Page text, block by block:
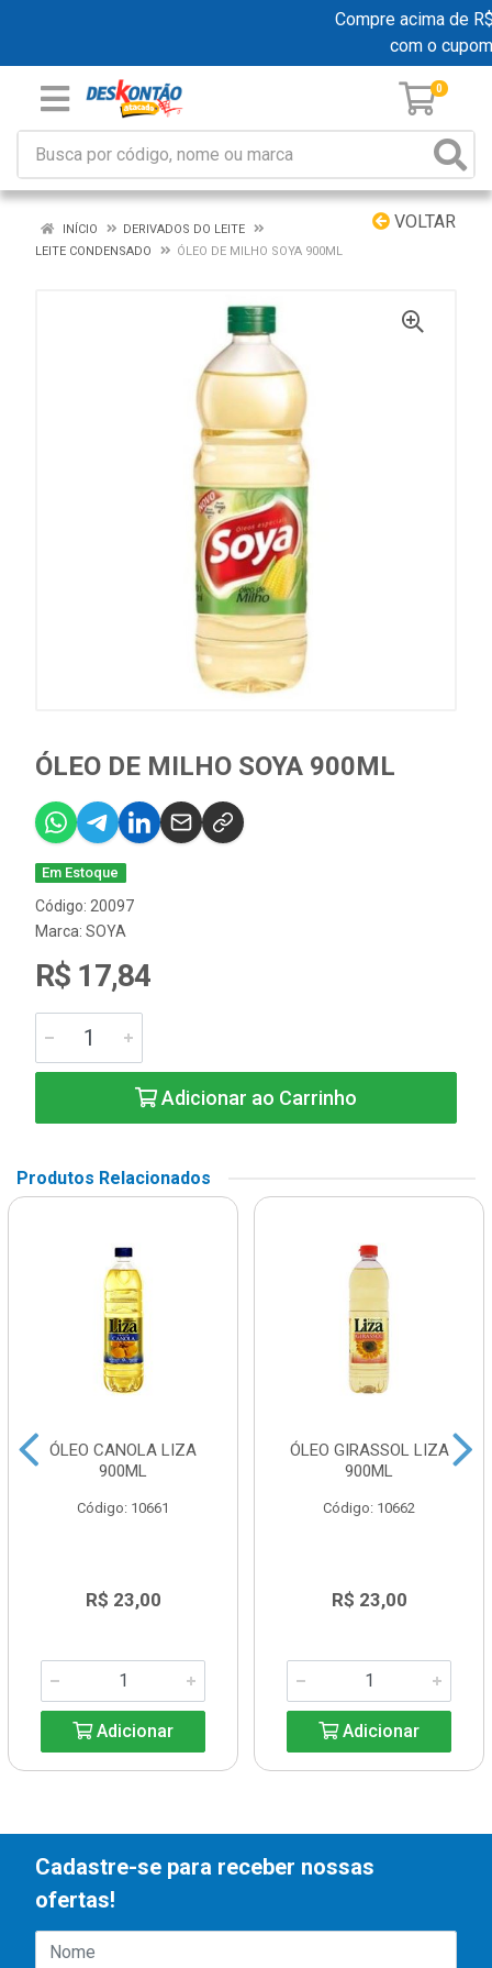
Compre acima de
com o
0
VOLTAR
INÍCIO
DERIVADOS DO LEITE
LEITE CONDENSADO
ÓLEO DE MILHO SOYA 900ML
ÓLEO DE MILHO SOYA 900ML
Em Estoque
Código: 20097
Marca: SOYA
R$ 17,84
Adicionar ao Carrinho
Produtos Relacionados
ÓLEO CANOLA LIZA
900ML
Código: 10661
R$ 23,00
Adicionar
ÓLEO GIRASSOL LIZA
900ML
Código: 10662
R$ 23,00
Adicionar
Cadastre-se para receber nossas
ofertas!